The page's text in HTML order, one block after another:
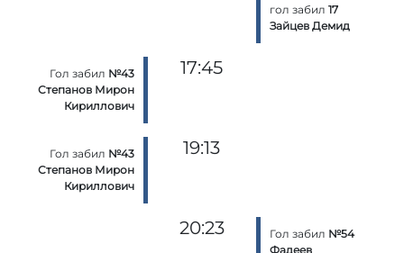
гол забил 17
Зайцев Демид
Гол забил №43
Степанов Мирон
Кириллович
17:45
Гол забил №43
Степанов Мирон
Кириллович
19:13
20:23 Гол забил №54
Фадеев